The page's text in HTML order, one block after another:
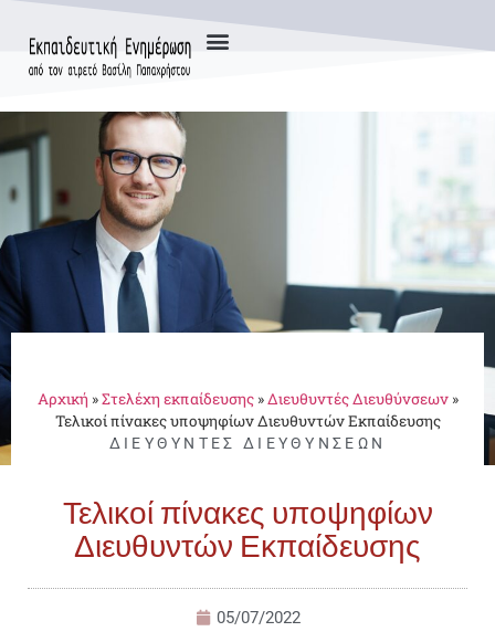
Αρχική »Στελέχη εκπαίδευσης»Διευθυντές Διευθύνσεων»
Τελικοί πίνακες υποψηφίων Διευθυντών Εκπαίδευσης
ΔΙΕΥΘΥΝΤΈΣ ΔΙΕΥΘΎΝΣΕΩΝ
Τελικοί πίνακες υποψηφίων
Διευθυντών Εκπαίδευσης
05/07/2022